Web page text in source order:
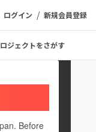
ログイン / 新規会員登録
ジェクトをさがす
Before